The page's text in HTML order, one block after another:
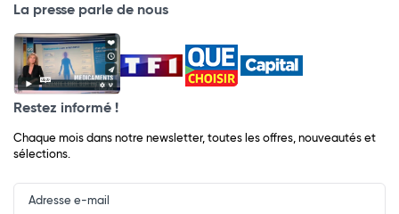
La presse parle de nous
Restez informé !
Chaque mois dans notre newsletter, toutes les offres, nouveautés et
sélections.
Input
Newsletter